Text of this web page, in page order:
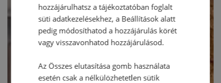
hozzájárulhatsz a tájékoztatóban foglalt
süti adatkezelésekhez, a Beállítások alatt
pedig módosíthatod a hozzájárulás körét
vagy visszavonhatod hozzájárulásod.
Az Összes elutasítása gomb használata
esetén csak a nélkülözhetetlen sütik